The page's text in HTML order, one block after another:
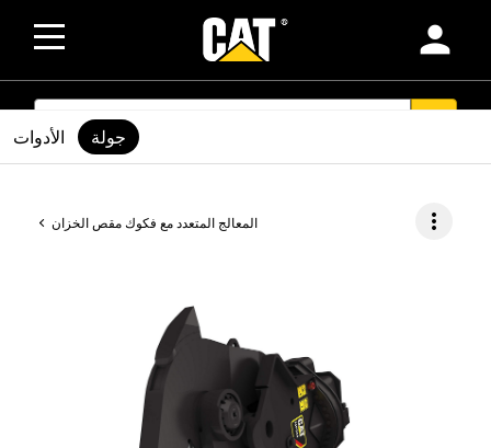
person
SEARCH
المعالج المتعدد مع فكوك مقص الخزان more_vert
الأدوات جولة